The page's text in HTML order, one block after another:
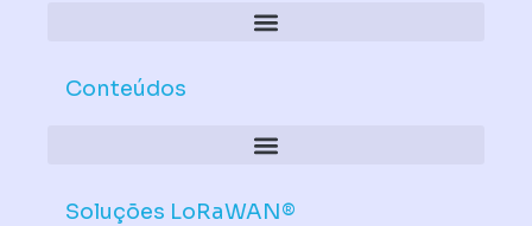
Conteúdos
Soluções LoRaWAN®